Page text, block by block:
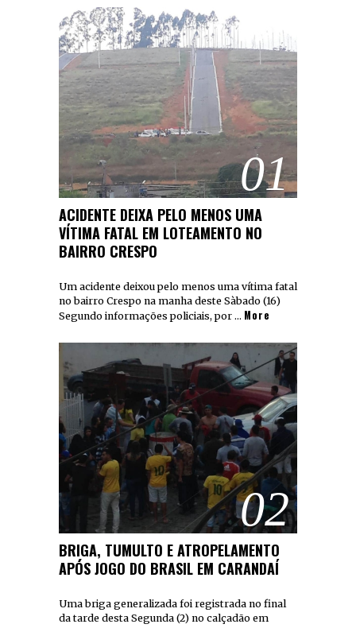
01
ACIDENTE DEIXA PELO MENOS UMA
VÍTIMA FATAL EM LOTEAMENTO NO
BAIRRO CRESPO
Um acidente deixou pelo menos uma vítima fatal
no bairro Crespo na manha deste Sàbado (16)
Segundo informações policiais, por … More
02
BRIGA, TUMULTO E ATROPELAMENTO
APÓS JOGO DO BRASIL EM CARANDAÍ
Uma briga generalizada foi registrada no final
da tarde desta Segunda (2) no calçadão em